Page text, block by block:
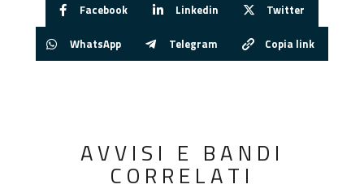
Facebook Linkedin Twitter
WhatsApp Telegram Copia link
AVVISI E BANDI
CORRELATI